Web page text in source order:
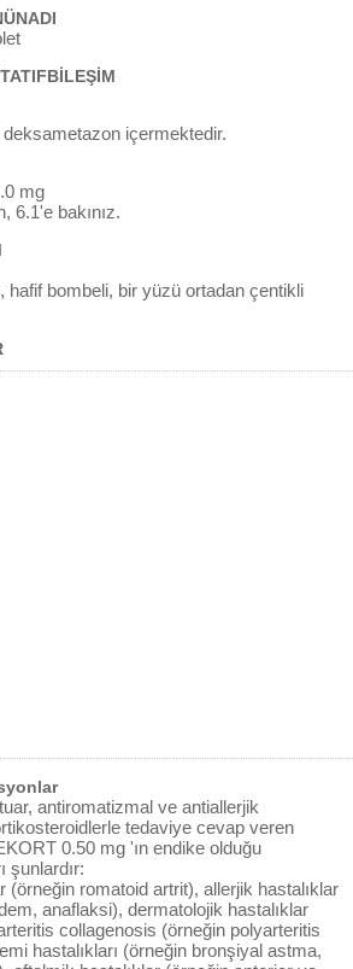
içermektedir.
mg
6.1'e bakınız.
hafif bombeli, bir yüzü ortadan çentikli
antiromatizmal ve antiallerjik
tedaviye cevap veren
0.50 mg 'ın endike olduğu
şunlardır:
(örneğin romatoid artrit), allerjik hastalıklar
anaflaksi), dermatolojik hastalıklar
collagenosis (örneğin polyarteritis
hastalıkları (örneğin bronşiyal astma,